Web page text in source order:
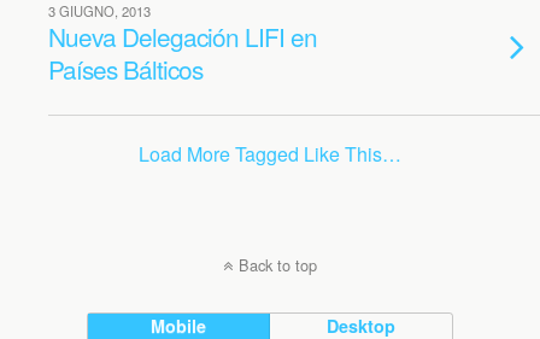
3 GIUGNO, 2013
Nueva Delegación LIFI en
Países Bálticos
Load More Tagged Like This…
Back to top
Mobile Desktop